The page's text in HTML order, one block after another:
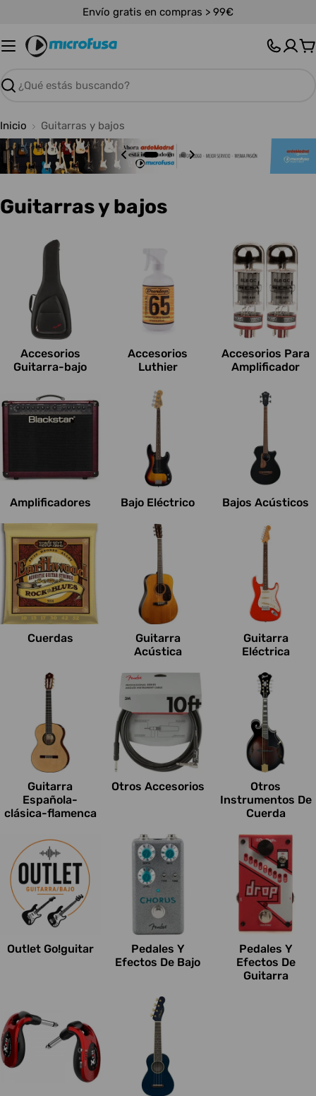
contenido
Envío gratis en compras > 99€
Buscar
Inicio Guitarras y bajos
C
e
s
:
Guitarras y bajos
Accesorios
Guitarra-bajo
Accesorios
Luthier
Accesorios Para
Amplificador
Amplificadores Bajo Eléctrico Bajos Acústicos
Cuerdas
Guitarra
Acústica
Guitarra
Eléctrica
Guitarra
Española-
clásica-flamenca
Otros Accesorios
Otros
Instrumentos De
Cuerda
Outlet Go!guitar
Pedales Y
Efectos De Bajo
Pedales Y
Efectos De
Guitarra